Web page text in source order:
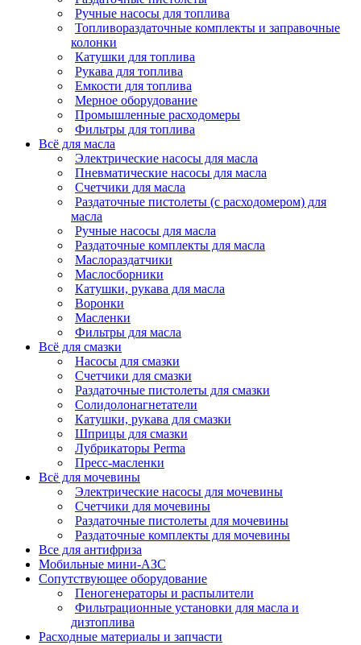
Ручные насосы для топлива
Топливораздаточные комплекты и заправочные
колонки
Катушки для топлива
Рукава для топлива
Емкости для топлива
Мерное оборудование
Промышленные расходомеры
Фильтры для топлива
Всё для масла
Электрические насосы для масла
Пневматические насосы для масла
Счетчики для масла
Раздаточные пистолеты (с расходомером) для
масла
Ручные насосы для масла
Раздаточные комплекты для масла
Маслораздатчики
Маслосборники
Катушки, рукава для масла
Воронки
Масленки
Фильтры для масла
Всё для смазки
Насосы для смазки
Счетчики для смазки
Раздаточные пистолеты для смазки
Солидолонагнетатели
Катушки, рукава для смазки
Шприцы для смазки
Лубрикаторы Perma
Пресс-масленки
Всё для мочевины
Электрические насосы для мочевины
Счетчики для мочевины
Раздаточные пистолеты для мочевины
Раздаточные комплекты для мочевины
Все для антифриза
Мобильные мини-АЗС
Сопутствующее оборудование
Пеногенераторы и распылители
Фильтрационные установки для масла и
дизтоплива
Расходные материалы и запчасти